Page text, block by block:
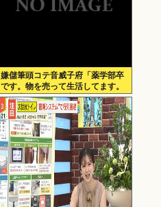
嫌儲筆頭コテ音威子府「薬学部卒
です。物を売って生活してます。
何を売ってるかは言えません」